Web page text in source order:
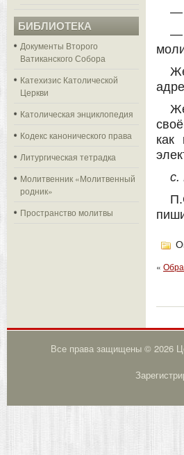
БИБЛИОТЕКА
Документы Второго
Ватиканского Собора
Катехизис Католической
Церкви
Католическая энциклопедия
Кодекс канонического права
Литургическая тетрадка
Молитвенник «Молитвенный
родник»
Пространство молитвы
—
—
как
с.
«
Все права защищены © 2026